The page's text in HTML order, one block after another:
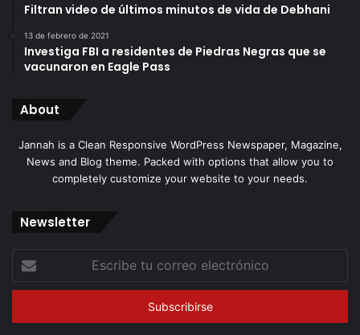
Filtran video de últimos minutos de vida de Debhani
13 de febrero de 2021
Investiga FBI a residentes de Piedras Negras que se
vacunaron en Eagle Pass
About
Jannah is a Clean Responsive WordPress Newspaper, Magazine,
News and Blog theme. Packed with options that allow you to
completely customize your website to your needs.
Newsletter
correo